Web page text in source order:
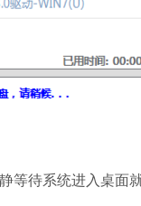
待系统进入桌面